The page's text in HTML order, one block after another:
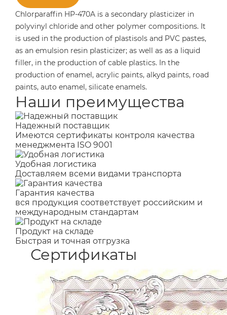
Chlorparaffin HP-470A is a secondary plasticizer in
polyvinyl chloride and other polymer compositions. It
is used in the production of plastisols and PVC pastes,
as an emulsion resin plasticizer; as well as as a liquid
filler, in the production of cable plastics. In the
production of enamel, acrylic paints, alkyd paints, road
paints, auto enamel, silicate enamels.
Наши преимущества
Надежный поставщик
Имеются сертификаты контроля качества
менеджмента ISO 9001
Удобная логистика
Доставляем всеми видами транспорта
Гарантия качества
вся продукция соответствует российским и
международным стандартам
Продукт на складе
Быстрая и точная отгрузка
Сертификаты